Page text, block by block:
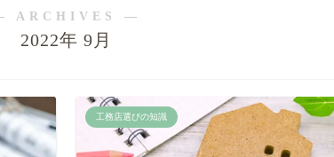
ARCHIVES ―
2022年 9月
工務店選びの知識